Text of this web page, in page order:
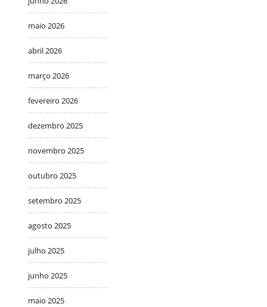
maio 2026
abril 2026
março 2026
fevereiro 2026
dezembro 2025
novembro 2025
outubro 2025
setembro 2025
agosto 2025
julho 2025
junho 2025
maio 2025